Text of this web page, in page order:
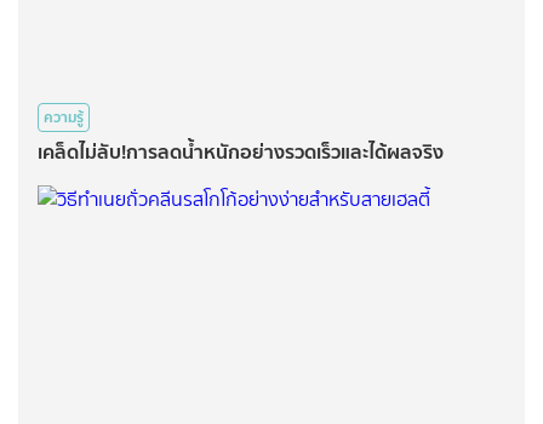
ความรู้
เคล็ดไม่ลับ!การลดน้ำหนักอย่างรวดเร็วและได้ผลจริง